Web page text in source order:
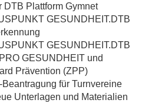
DTB Plattform Gymnet
GESUNDHEIT.DTB
GESUNDHEIT.DTB
GESUNDHEIT und
Prävention (ZPP)
für Turnvereine
Unterlagen und Materialien